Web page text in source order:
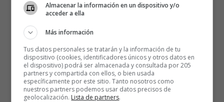
Almacenar la información en un dispositivo y/o
acceder a ella
Más información
Tus datos personales se tratarán y la información de tu
dispositivo (cookies, identificadores únicos y otros datos en
el dispositivo) podrá ser almacenada y consultada por 205
partners y compartida con ellos, o bien usada
específicamente por este sitio. Tanto nosotros como
nuestros partners podemos usar datos precisos de
geolocalización. Lista de partners.